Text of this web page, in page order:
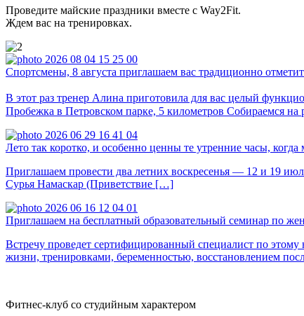
Проведите майские праздники вместе с Way2Fit.
Ждем вас на тренировках.
Спортсмены, 8 августа приглашаем вас традиционно
В этот раз тренер Алина приготовила для вас целый
Пробежка в Петровском парке, 5 километров Собираемся
Лето так коротко, и особенно ценны те утренние часы,
Приглашаем провести два летних воскресенья — 12 и 19
Сурья Намаскар (Приветствие […]
Приглашаем на бесплатный образовательный семинар по
Встречу проведет сертифицированный специалист по
жизни, тренировками, беременностью, восстановлением
Фитнес-клуб со студийным характером